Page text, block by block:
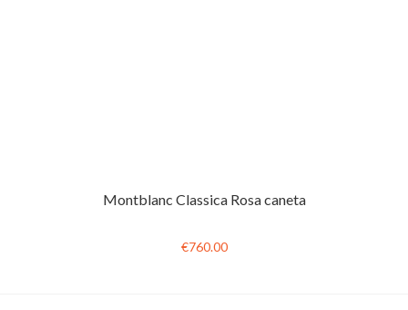
Montblanc Classica Rosa caneta
€760.00